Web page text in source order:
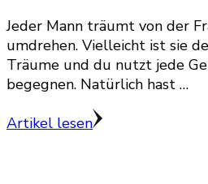
Jeder Mann träumt von der
umdrehen. Vielleicht ist sie
Träume und du nutzt jede
begegnen. Natürlich hast …
Artikel lesen